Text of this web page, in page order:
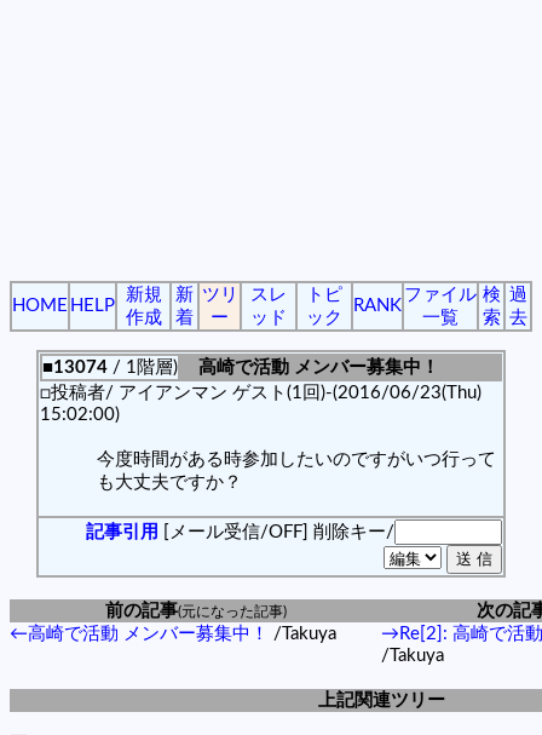
HOME HELP
新規
作成
新
着
ツリ
ー
スレ
ッド
トピ
ック
RANK
ファイル
一覧
検
索
過
去
■13074 / 1階層)
高崎で活動 メンバー募集中！
□投稿者/ アイアンマン ゲスト(1回)-(2016/06/23(Thu)
15:02:00)
今度時間がある時参加したいのですがいつ行って
も大丈夫ですか？
記事引用 [メール受信/OFF] 削除キー/
前の記事(元になった記事)
次の記
←高崎で活動 メンバー募集中！
/Takuya
→Re[2]: 高崎で活
/Takuya
上記関連ツリー